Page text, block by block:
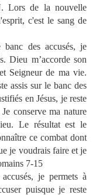
Lors de la nouvelle
c'est le sang de
des accusés, je
Dieu m’accorde son
Seigneur de ma vie.
assis sur le banc des
en Jésus, je reste
conserve ma nature
Le résultat est le
ce combat dont
je voudrais faire et je
7-15
je permets à
puisque je reste